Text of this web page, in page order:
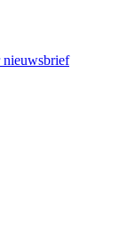
nieuwsbrief